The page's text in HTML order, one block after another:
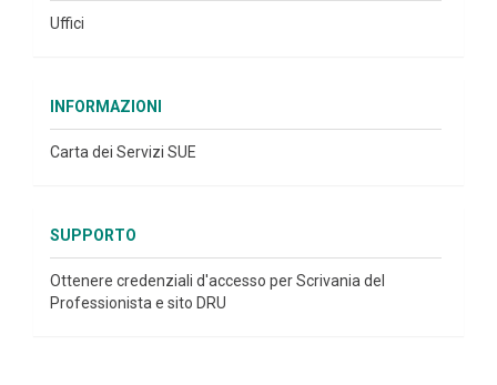
Uffici
INFORMAZIONI
Carta dei Servizi SUE
SUPPORTO
Ottenere credenziali d'accesso per Scrivania del
Professionista e sito DRU